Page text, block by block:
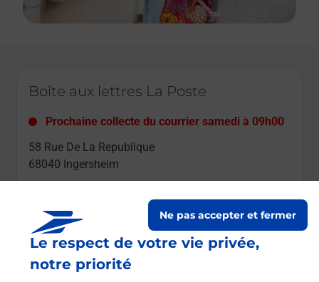
Le respect de votre vie privée,
notre priorité
Ne pas accepter et fermer
Boîte aux lettres La Poste
Prochaine collecte du courrier samedi à 09h00
58 Rue De La Republique
68040 Ingersheim
Boîte aux lettres La Poste
Le lien s'ouvre dans un nouvel onglet